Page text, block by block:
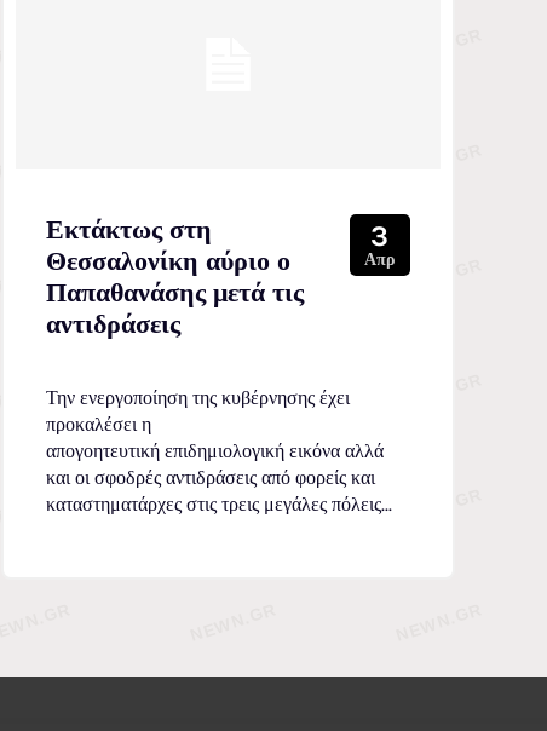
Εκτάκτως στη
Θεσσαλονίκη αύριο ο
Παπαθανάσης μετά τις
αντιδράσεις
3
Απρ
Την ενεργοποίηση της κυβέρνησης έχει
προκαλέσει η
απογοητευτική επιδημιολογική εικόνα αλλά
και οι σφοδρές αντιδράσεις από φορείς και
καταστηματάρχες στις τρεις μεγάλες πόλεις...